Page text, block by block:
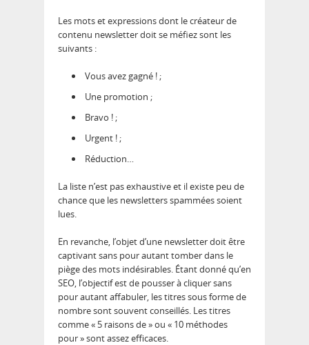
Les mots et expressions dont le créateur de
contenu newsletter doit se méfiez sont les
suivants :
Vous avez gagné ! ;
Une promotion ;
Bravo ! ;
Urgent ! ;
Réduction…
La liste n’est pas exhaustive et il existe peu de
chance que les newsletters spammées soient
lues.
En revanche, l’objet d’une newsletter doit être
captivant sans pour autant tomber dans le
piège des mots indésirables. Étant donné qu’en
SEO, l’objectif est de pousser à cliquer sans
pour autant affabuler, les titres sous forme de
nombre sont souvent conseillés. Les titres
comme « 5 raisons de » ou « 10 méthodes
pour » sont assez efficaces.